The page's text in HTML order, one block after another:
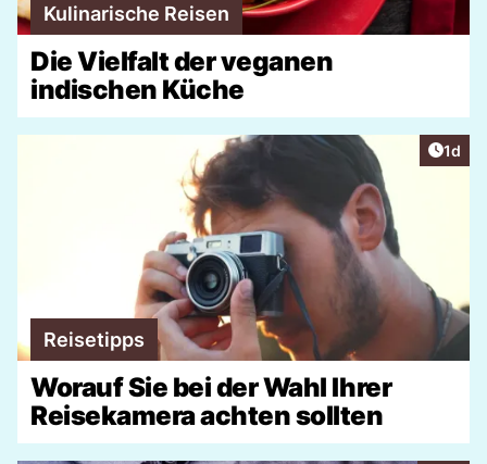
Kulinarische Reisen
Die Vielfalt der veganen
indischen Küche
1d
Reisetipps
Worauf Sie bei der Wahl Ihrer
Reisekamera achten sollten